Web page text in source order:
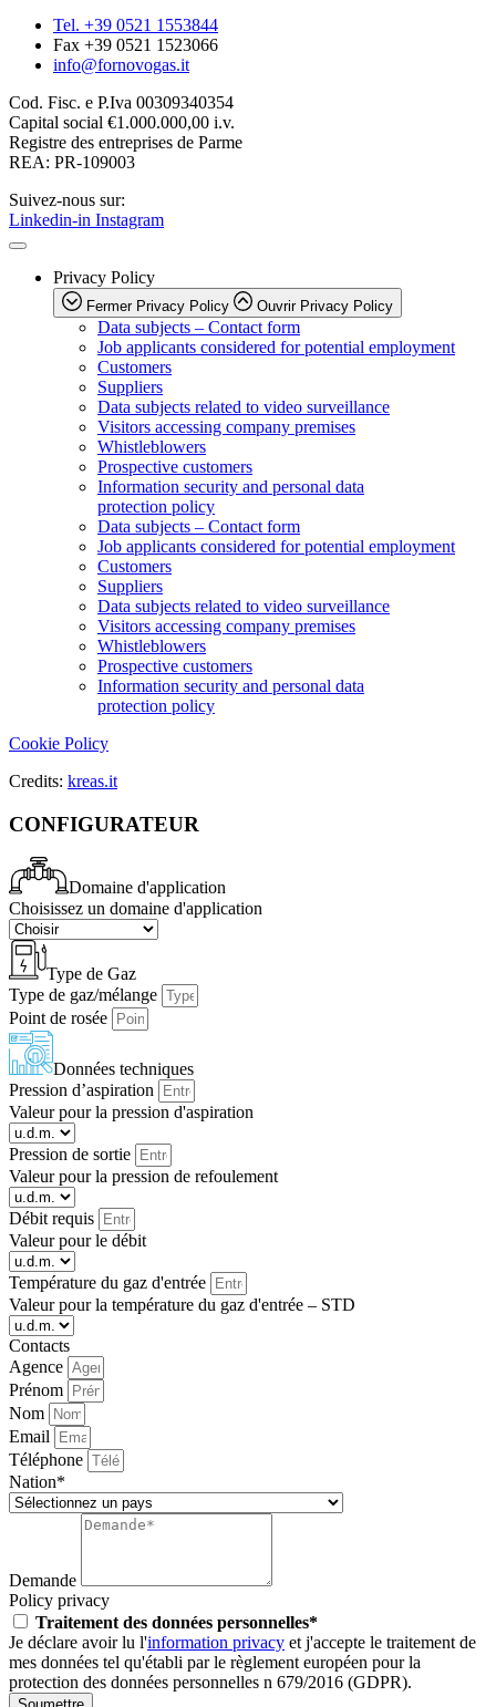
Tel. +39 0521 1553844
Fax +39 0521 1523066
info@fornovogas.it
Cod. Fisc. e P.Iva 00309340354
Capital social €1.000.000,00 i.v.
Registre des entreprises de Parme
REA: PR-109003
Suivez-nous sur:
Linkedin-in Instagram
Privacy Policy
Fermer Privacy Policy Ouvrir Privacy Policy
Data subjects – Contact form
Job applicants considered for potential employment
Customers
Suppliers
Data subjects related to video surveillance
Visitors accessing company premises
Whistleblowers
Prospective customers
Information security and personal data
protection policy
Data subjects – Contact form
Job applicants considered for potential employment
Customers
Suppliers
Data subjects related to video surveillance
Visitors accessing company premises
Whistleblowers
Prospective customers
Information security and personal data
protection policy
Cookie Policy
Credits: kreas.it
CONFIGURATEUR
Domaine d'application
Choisissez un domaine d'application
Type de Gaz
Type de gaz/mélange
Point de rosée
Données techniques
Pression d’aspiration
Valeur pour la pression d'aspiration
Pression de sortie
Valeur pour la pression de refoulement
Débit requis
Valeur pour le débit
Température du gaz d'entrée
Valeur pour la température du gaz d'entrée – STD
Contacts
Agence
Prénom
Nom
Email
Téléphone
Nation*
Demande
Policy privacy
Traitement des données personnelles*
Je déclare avoir lu l'information privacy et j'accepte le traitement de
mes données tel qu'établi par le règlement européen pour la
protection des données personnelles n 679/2016 (GDPR).